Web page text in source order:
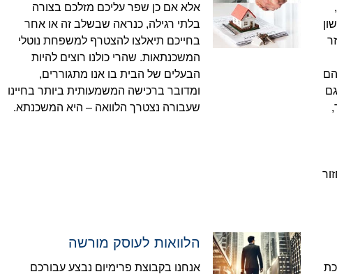
אלא אם כן שפר עליכם מזלכם בצורה
בלתי רגילה, כנראה שבשלב זה או אחר
בחייכם תיאלצו להצטרף למשפחת נוטלי
המשכנתאות. שהרי כולנו רוצים להיות
הבעלים של הבית בו אנו מתגוררים,
ומדובר ברכישה המשמעותית ביותר בחיינו
שעבורה נצטרך הלוואה – היא המשכנתא.
הלוואות לעוסק מורשה
אנחנו בקבוצת פרימיום נבצע עבורכם